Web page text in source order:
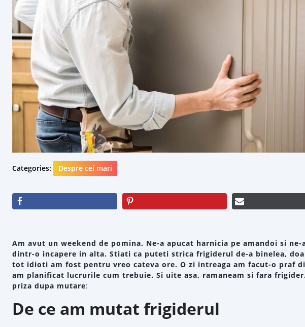
Categories: Despre cei mari
Am avut un weekend de pomina. Ne-a apucat harnicia pe amandoi si
dintr-o incapere in alta. Stiati ca puteti strica frigiderul de-a binelea,
tot idioti am fost pentru vreo cateva ore. O zi intreaga am facut-o praf
am planificat lucrurile cum trebuie. Si uite asa, ramaneam si fara
priza dupa mutare:
De ce am mutat frigiderul